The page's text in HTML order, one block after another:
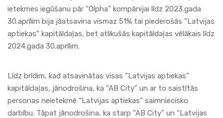
ietekmes iegūšanu pār “Olpha” kompānijai līdz 2023.gada
30.aprīlim bija jāatsavina vismaz 51% tai piederošās “Latvijas
aptiekas” kapitāldaļas, bet atlikušās kapitāldaļas vēlākais līdz
2024.gada 30.aprīlim.
Līdz brīdim, kad atsavinātas visas “Latvijas aptiekas”
kapitāldaļas, jānodrošina, ka “AB City” un ar to saistītās
personas neietekmē “Latvijas aptiekas” saimniecisko
darbību. Tāpat jānodrošina, ka starp “AB City” un “Latvijas